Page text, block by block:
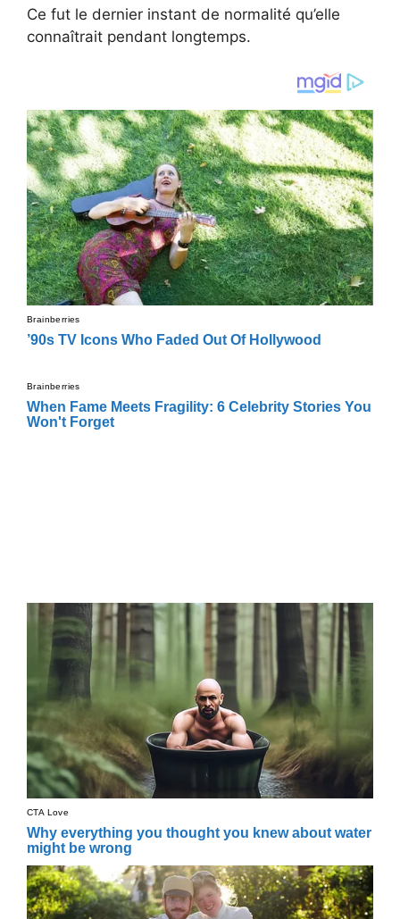
Ce fut le dernier instant de normalité qu’elle
connaîtrait pendant longtemps.